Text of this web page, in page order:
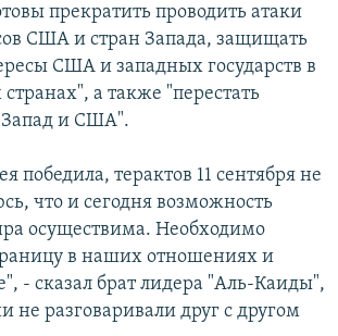
прекратить проводить атаки
США и стран Запада, защищать
США и западных государств в
а также "перестать
Запад и США".
победила, терактов 11 сентября не
что и сегодня возможность
осуществима. Необходимо
в наших отношениях и
- сказал брат лидера "Аль-Каиды",
не разговаривали друг с другом